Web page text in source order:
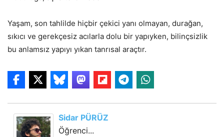
Yaşam, son tahlilde hiçbir çekici yanı olmayan, durağan,
sıkıcı ve gerekçesiz acılarla dolu bir yapıyken, bilinçsizlik
bu anlamsız yapıyı yıkan tanrısal araçtır.
Sidar PÜRÜZ
Öğrenci...